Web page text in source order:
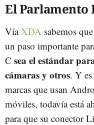
El Parlamento
VíaXDA sabemos
un paso importante
C sea el estándar
cámaras y otros. Y
marcas que usan
móviles, todavía está
para que su conector